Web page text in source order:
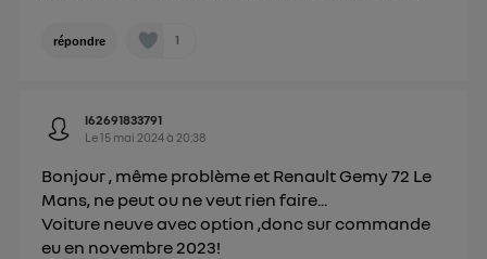
répondre 1
l62691833791
Le15 mai 2024à 20:38
Bonjour , même problème et Renault Gemy 72 Le
Mans, ne peut ou ne veut rien faire...
Voiture neuve avec option ,donc sur commande
eu en novembre 2023!